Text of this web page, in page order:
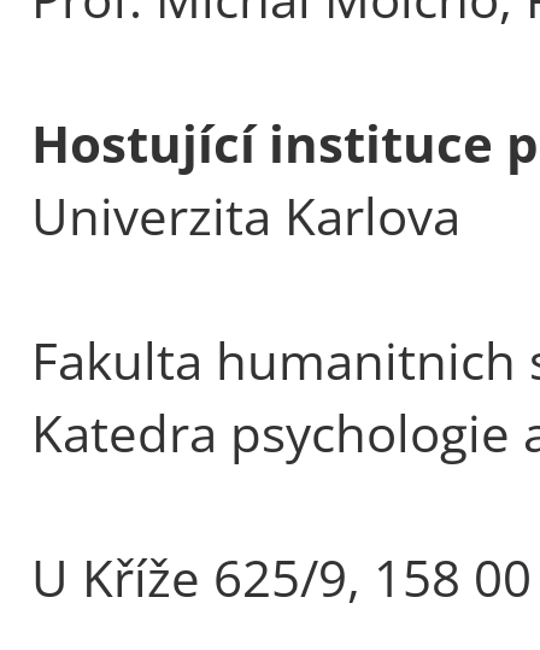
Hostující instituce
Univerzita Karlova
Fakulta humanitnich
Katedra psychologie
U Kříže 625/9, 158